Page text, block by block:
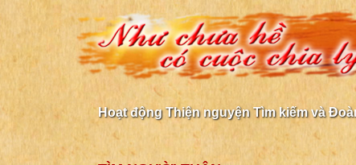
Hoạt động Thiện nguyện Tìm kiếm và